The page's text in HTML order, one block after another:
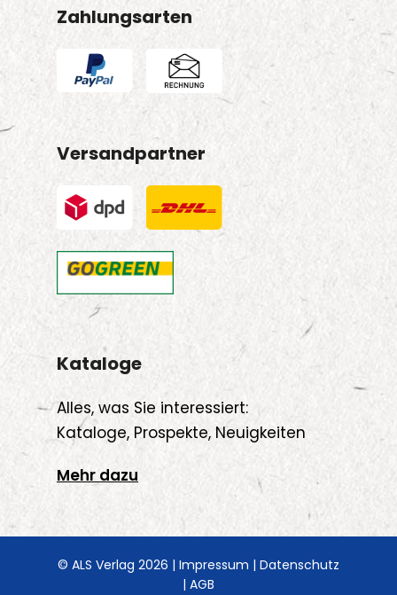
Zahlungsarten
Versandpartner
Kataloge
Alles, was Sie interessiert:
Kataloge, Prospekte, Neuigkeiten
Mehr dazu
© ALS Verlag 2026 | Impressum | Datenschutz
| AGB